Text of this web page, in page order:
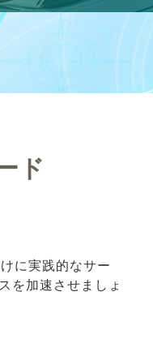
ド
に実践的なサー
を加速させましょ